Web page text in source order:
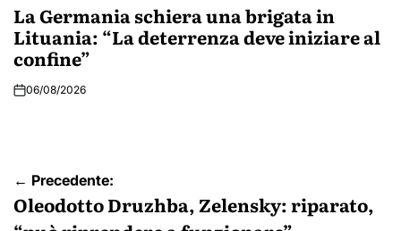
La Germania schiera una brigata in
Lituania: “La deterrenza deve iniziare al
confine”
06/08/2026
Navigazione
articoli
← Precedente:
Oleodotto Druzhba, Zelensky: riparato,